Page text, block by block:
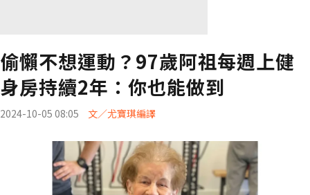
偷懶不想運動？97歲阿祖每週上健
身房持續2年：你也能做到
2024-10-05 08:05 文／尤寶琪編譯